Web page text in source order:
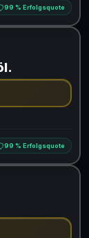
99 % Erfolgsquote
99 % Erfolgsquote